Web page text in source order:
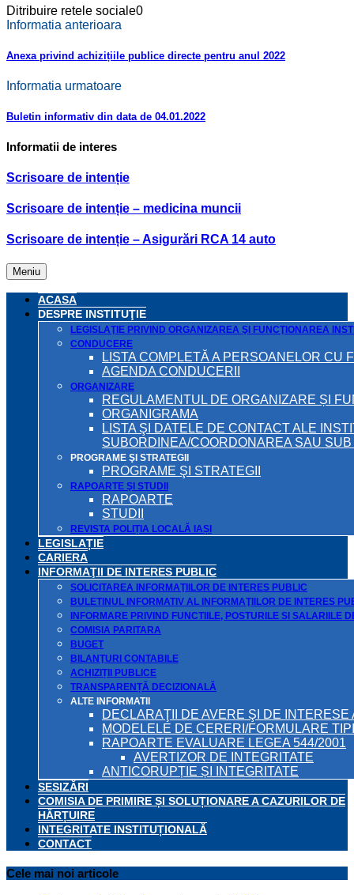
Ditribuire retele sociale0
Informatia anterioara
Anexa privind achizițiile publice directe pentru anul 2022
Informatia urmatoare
Buletin informativ din data de 04.01.2022
Informatii de interes
Scrisoare de intenție
Scrisoare de intenție – medicina muncii
Scrisoare de intenție – Asigurări RCA 14 auto
Meniu
ACASA
DESPRE INSTITUŢIE
LEGISLAŢIE PRIVIND ORGANIZAREA ŞI FUNCŢIONAREA
CONDUCERE
LISTA COMPLETĂ A PERSOANELOR CU
AGENDA CONDUCERII
ORGANIZARE
REGULAMENTUL DE ORGANIZARE ȘI
ORGANIGRAMA
LISTA ŞI DATELE DE CONTACT ALE
SUBORDINEA/COORDONAREA SAU
PROGRAME ŞI STRATEGII
PROGRAME ŞI STRATEGII
RAPOARTE ŞI STUDII
RAPOARTE
STUDII
REVISTA POLIȚIA LOCALĂ IAȘI
LEGISLAȚIE
CARIERA
INFORMAŢII DE INTERES PUBLIC
SOLICITAREA INFORMAŢIILOR DE INTERES PUBLIC
BULETINUL INFORMATIV AL INFORMAŢIILOR DE INTERES
INFORMARE PRIVIND FUNCTIILE, POSTURILE SI
COMISIA PARITARA
BUGET
BILANŢURI CONTABILE
ACHIZIȚII PUBLICE
TRANSPARENȚĂ DECIZIONALĂ
ALTE INFORMATII
DECLARAŢII DE AVERE ŞI DE
MODELELE DE CERERI/FORMULARE
RAPOARTE EVALUARE LEGEA 544/2001
AVERTIZOR DE INTEGRITATE
ANTICORUPȚIE ȘI INTEGRITATE
SESIZĂRI
COMISIA DE PRIMIRE ȘI SOLUȚIONARE A CAZURILOR DE
HĂRȚUIRE
INTEGRITATE INSTITUȚIONALĂ
CONTACT
Cele mai noi articole